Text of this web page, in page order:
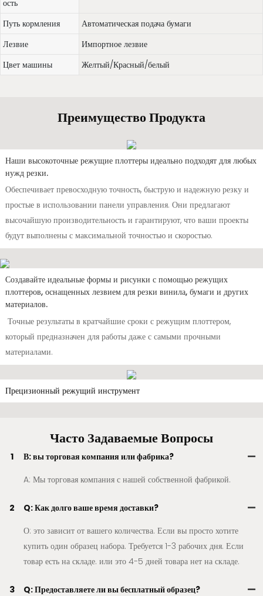
ость
Путь кормления
Автоматическая подача бумаги
Лезвие
Импортное лезвие
Цвет машины
Желтый/Красный/белый
Преимущество Продукта
Наши высокоточные режущие плоттеры идеально подходят для любых
нужд резки.
Обеспечивает превосходную точность, быструю и надежную резку и
простые в использовании панели управления. Они предлагают
высочайшую производительность и гарантируют, что ваши проекты
будут выполнены с максимальной точностью и скоростью.
Создавайте идеальные формы и рисунки с помощью режущих
плоттеров, оснащенных лезвием для резки винила, бумаги и других
материалов.
Точные результаты в кратчайшие сроки с режущим плоттером,
который предназначен для работы даже с самыми прочными
материалами.
Прецизионный режущий инструмент
Часто Задаваемые Вопросы
1
В: вы торговая компания или фабрика?
A: Мы торговая компания с нашей собственной фабрикой.
2
Q: Как долго ваше время доставки?
О: это зависит от вашего количества. Если вы просто хотите
купить один образец набора. Требуется 1-3 рабочих дня. Если
товар есть на складе. или это 4-5 дней товара нет на складе.
3
Q: Предоставляете ли вы бесплатный образец?